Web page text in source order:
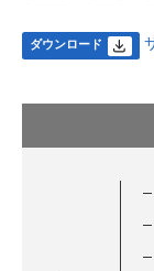
ダウンロード